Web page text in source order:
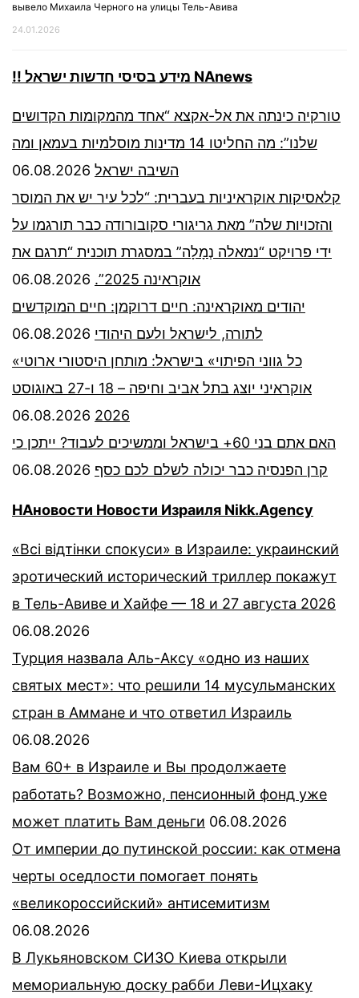
вывело Михаила Черного на улицы Тель-Авива
24.01.2026
!! מידע בסיסי חדשות ישראל NAnews
טורקיה כינתה את אל-אקצא “אחד מהמקומות הקדושים
שלנו”: מה החליטו 14 מדינות מוסלמיות בעמאן ומה
השיבה ישראל 06.08.2026
קלאסיקות אוקראיניות בעברית: “לכל עיר יש את המוסר
והזכויות שלה” מאת גריגורי סקובורודה כבר תורגמו על
ידי פרויקט “נמאלה נְמָלָה” במסגרת תוכנית “תרגם את
אוקראינה 2025”.
06.08.2026
יהודים מאוקראינה: חיים דרוקמן: חיים המוקדשים
לתורה, לישראל ולעם היהודי 06.08.2026
«כל גווני הפיתוי» בישראל: מותחן היסטורי ארוטי
אוקראיני יוצג בתל אביב וחיפה – 18 ו-27 באוגוסט
2026
06.08.2026
האם אתם בני 60+ בישראל וממשיכים לעבוד? ייתכן כי
קרן הפנסיה כבר יכולה לשלם לכם כסף 06.08.2026
НАновости Новости Израиля Nikk.Agency
«Всі відтінки спокуси» в Израиле: украинский
эротический исторический триллер покажут
в Тель-Авиве и Хайфе — 18 и 27 августа 2026
06.08.2026
Турция назвала Аль-Аксу «одно из наших
святых мест»: что решили 14 мусульманских
стран в Аммане и что ответил Израиль
06.08.2026
Вам 60+ в Израиле и Вы продолжаете
работать? Возможно, пенсионный фонд уже
может платить Вам деньги 06.08.2026
От империи до путинской россии: как отмена
черты оседлости помогает понять
«великороссийский» антисемитизм
06.08.2026
В Лукьяновском СИЗО Киева открыли
мемориальную доску рабби Леви-Ицхаку